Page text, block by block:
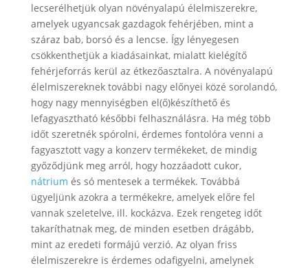
lecserélhetjük olyan növényalapú élelmiszerekre,
amelyek ugyancsak gazdagok fehérjében, mint a
száraz bab, borsó és a lencse. Így lényegesen
csökkenthetjük a kiadásainkat, mialatt kielégítő
fehérjeforrás kerül az étkezőasztalra. A növényalapú
élelmiszereknek további nagy előnyei közé sorolandó,
hogy nagy mennyiségben el(ő)készíthető és
lefagyasztható későbbi felhasználásra. Ha még több
időt szeretnék spórolni, érdemes fontolóra venni a
fagyasztott vagy a konzerv termékeket, de mindig
győződjünk meg arról, hogy hozzáadott cukor,
nátrium és só mentesek a termékek. Továbbá
ügyeljünk azokra a termékekre, amelyek előre fel
vannak szeletelve, ill. kockázva. Ezek rengeteg időt
takaríthatnak meg, de minden esetben drágább,
mint az eredeti formájú verzió. Az olyan friss
élelmiszerekre is érdemes odafigyelni, amelynek